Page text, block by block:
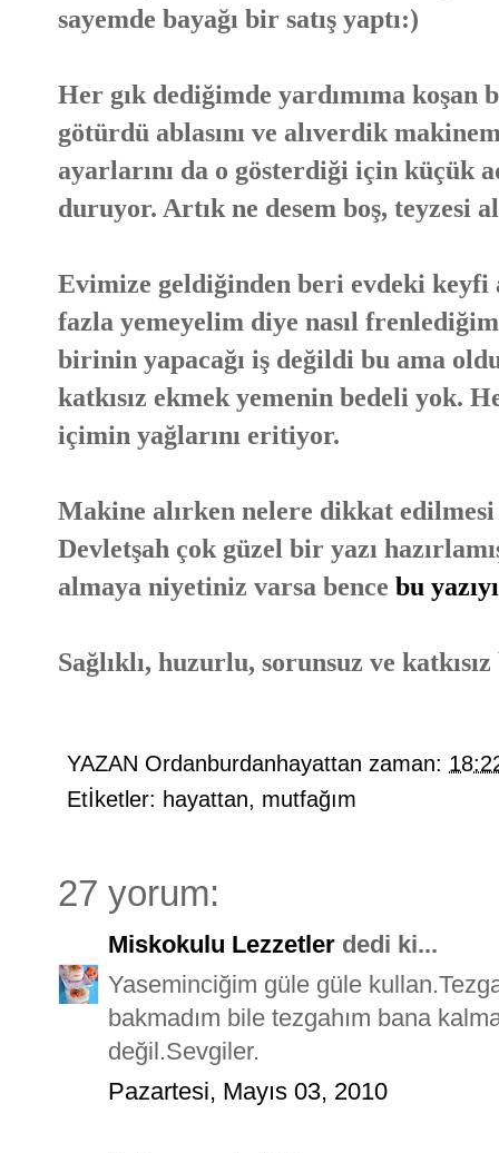
sayemde bayağı bir satış yaptı:)
Her gık dediğimde yardımıma
götürdü ablasını ve alıverdik
ayarlarını da o gösterdiği için küçük
duruyor. Artık ne desem boş, teyzesi
Evimize geldiğinden beri evdeki
fazla yemeyelim diye nasıl
birinin yapacağı iş değildi bu ama
katkısız ekmek yemenin bedeli yok.
içimin yağlarını eritiyor.
Makine alırken nelere dikkat
Devletşah çok güzel bir yazı
almaya niyetiniz varsa bence bu yazıyı
Sağlıklı, huzurlu, sorunsuz ve
YAZAN Ordanburdanhayattan zaman:
Etİketler: hayattan, mutfağım
27 yorum:
Miskokulu Lezzetler dedi ki...
Yaseminciğim güle güle
bakmadım bile tezgahım bana
değil.Sevgiler.
Pazartesi, Mayıs 03, 2010